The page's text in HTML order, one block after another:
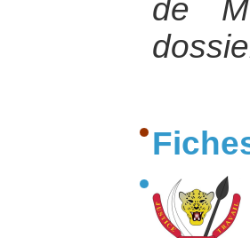
de